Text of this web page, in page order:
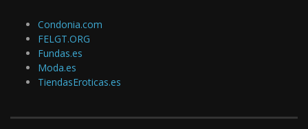
Condonia.com
FELGT.ORG
Fundas.es
Moda.es
TiendasEroticas.es